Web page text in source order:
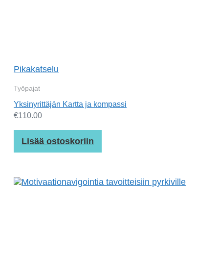
Pikakatselu
Työpajat
Yksinyrittäjän Kartta ja kompassi
€110.00
Lisää ostoskoriin